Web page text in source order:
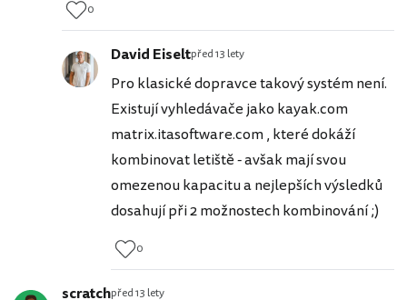
0
David Eiseltpřed 13 lety
Pro klasické dopravce takový systém není.
Existují vyhledávače jako kayak.com
matrix.itasoftware.com , které dokáží
kombinovat letiště - avšak mají svou
omezenou kapacitu a nejlepších výsledků
dosahují při 2 možnostech kombinování ;)
0
scratchpřed 13 lety